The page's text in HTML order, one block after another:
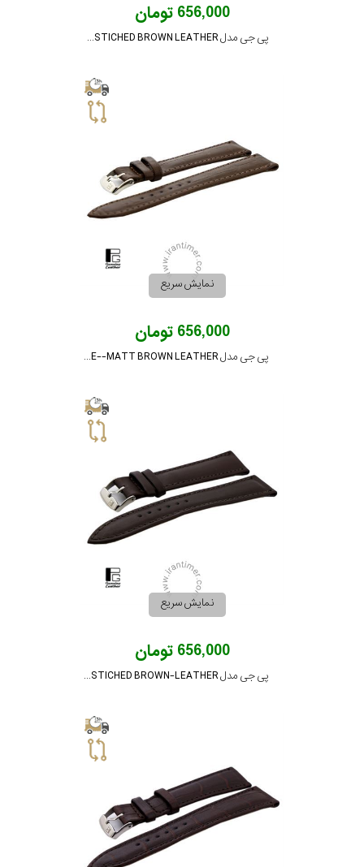
656,000 تومان
پی جی مدل PG-20-STICHED BROWN LEATHER
نمایش سریع
656,000 تومان
پی جی مدل PG-20-CROCODILE--MATT BROWN LEATHER
نمایش سریع
656,000 تومان
پی جی مدل PG-22-STICHED BROWN-LEATHER